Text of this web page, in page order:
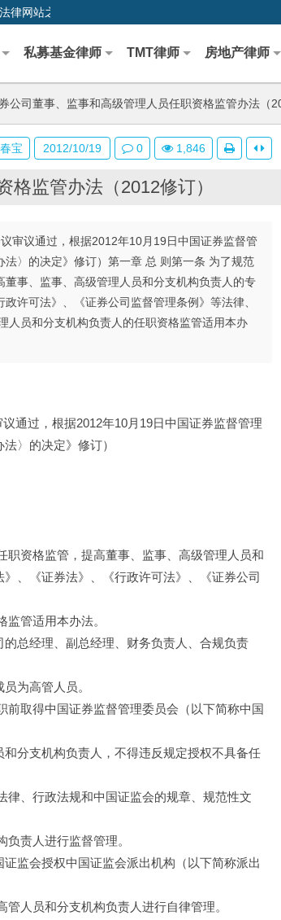
律网站之一
私募基金律师 TMT律师 房地产律师
公司董事、监事和高级管理人员任职资格监管办法（
监管办法（2012修订）
审议通过，根据2012年10月19日中国证券监督管
〉的决定》修订）第一章 总 则第一条 为了规范
事、监事、高级管理人员和分支机构负责人的专
许可法》、《证券公司监督管理条例》等法律、
人员和分支机构负责人的任职资格监管适用本办
通过，根据2012年10月19日中国证券监督管理
〉的决定》修订）
资格监管，提高董事、监事、高级管理人员和
、《证券法》、《行政许可法》、《证券公司
管适用本办法。
总经理、副总经理、财务负责人、合规负责
为高管人员。
取得中国证券监督管理委员会（以下简称中国
分支机构负责人，不得违反规定授权不具备任
、行政法规和中国证监会的规章、规范性文
责人进行监督管理。
监会授权中国证监会派出机构（以下简称派出
人员和分支机构负责人进行自律管理。
宝 2012/10/19 0 1,846